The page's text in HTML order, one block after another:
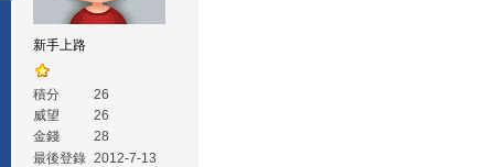
新手上路
積分
26
威望
26
金錢
28
最後登錄 2012-7-13